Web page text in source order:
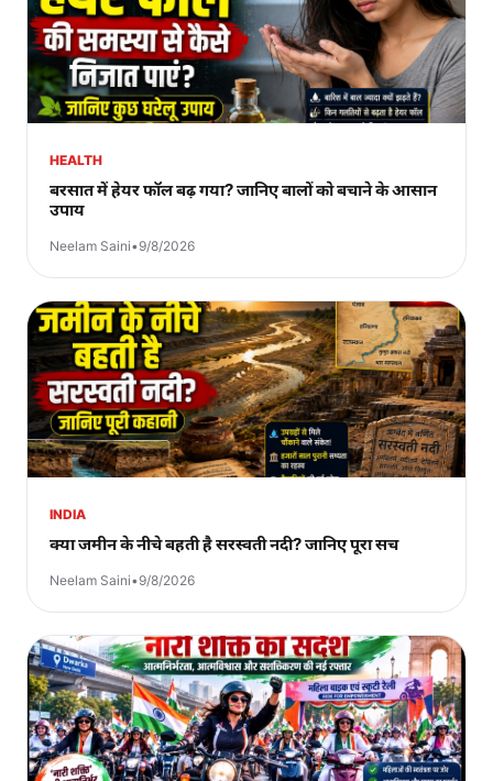
HEALTH
बरसात में हेयर फॉल बढ़ गया? जानिए बालों को बचाने के आसान
उपाय
Neelam Saini•9/8/2026
INDIA
क्या जमीन के नीचे बहती है सरस्वती नदी? जानिए पूरा सच
Neelam Saini•9/8/2026